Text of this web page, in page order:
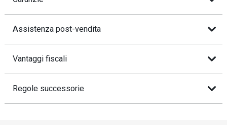
Assistenza post-vendita
Vantaggi fiscali
Regole successorie